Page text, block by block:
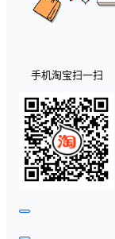
手机淘宝扫一扫